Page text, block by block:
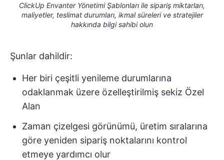
ClickUp Envanter Yönetimi Şablonları ile sipariş miktarları,
maliyetler, teslimat durumları, ikmal süreleri ve stratejiler
hakkında bilgi sahibi olun
Şunlar dahildir:
Her biri çeşitli yenileme durumlarına
odaklanmak üzere özelleştirilmiş sekiz Özel
Alan
Zaman çizelgesi görünümü, üretim sıralarına
göre yeniden sipariş noktalarını kontrol
etmeye yardımcı olur